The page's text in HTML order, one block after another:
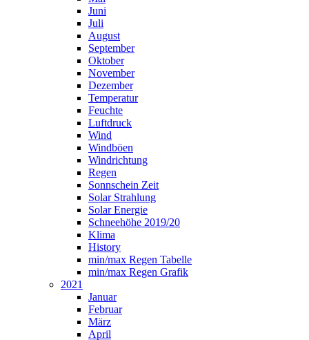
Juni
Juli
August
September
Oktober
November
Dezember
Temperatur
Feuchte
Luftdruck
Wind
Windböen
Windrichtung
Regen
Sonnschein Zeit
Solar Strahlung
Solar Energie
Schneehöhe 2019/20
Klima
History
min/max Regen Tabelle
min/max Regen Grafik
2021
Januar
Februar
März
April